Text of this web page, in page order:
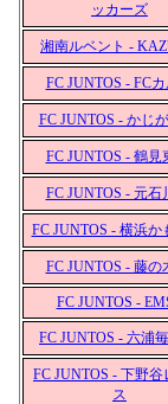
ッカーズ
湘南ルベント -
FC JUNTOS - FC
FC JUNTOS - かじ
FC JUNTOS - 鶴見
FC JUNTOS - 元石
FC JUNTOS - 横浜か
FC JUNTOS - 藤の
FC JUNTOS -
FC JUNTOS - 六浦
FC JUNTOS - 下野谷
ス